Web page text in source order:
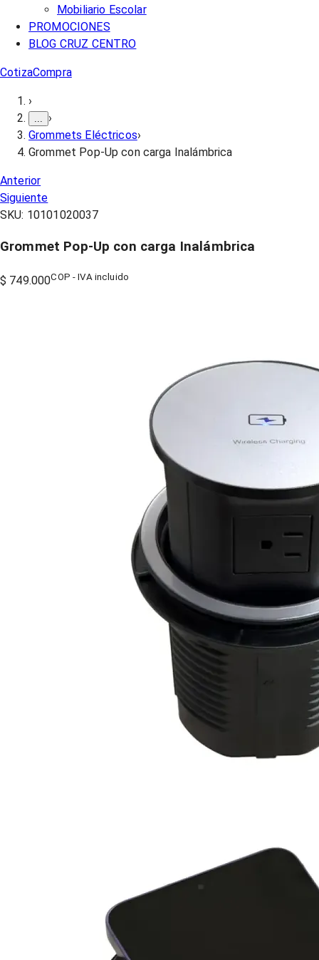
Mobiliario Escolar
PROMOCIONES
BLOG CRUZ CENTRO
CotizaCompra
›
›
Grommets Eléctricos›
Grommet Pop-Up con carga Inalámbrica
Anterior
Siguiente
SKU: 10101020037
Grommet Pop-Up con carga Inalámbrica
$ 749.000COP - IVA incluido